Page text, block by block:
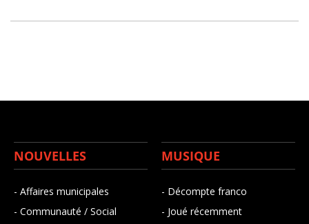
NOUVELLES
- Affaires municipales
- Communauté / Social
MUSIQUE
- Décompte franco
- Joué récemment